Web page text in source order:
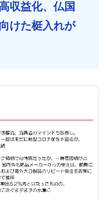
収益化、仏国
けた梃入れが